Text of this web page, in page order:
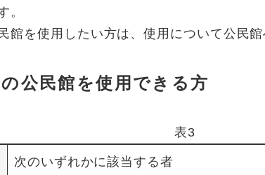
。
館を使用したい方は、使用について公民館
公民館を使用できる方
表3
次のいずれかに該当する者